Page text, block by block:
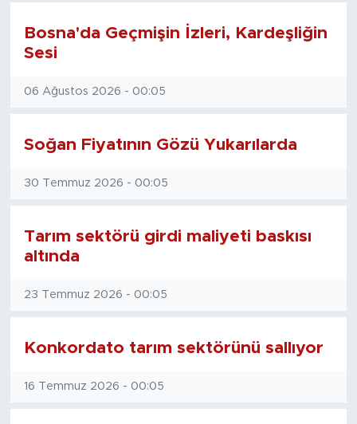
Bosna'da Geçmişin İzleri, Kardeşliğin
Sesi
06 Ağustos 2026 - 00:05
Soğan Fiyatının Gözü Yukarılarda
30 Temmuz 2026 - 00:05
Tarım sektörü girdi maliyeti baskısı
altında
23 Temmuz 2026 - 00:05
Konkordato tarım sektörünü sallıyor
16 Temmuz 2026 - 00:05
Kültür- Sanat
Magazin
Sağlık
Spor
Haber Arşivi